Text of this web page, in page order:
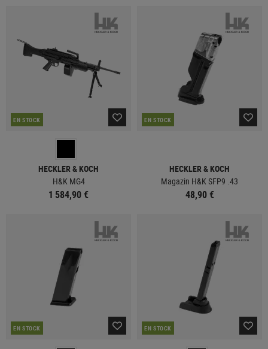
EN STOCK
HECKLER & KOCH
H&K MG4
1 584,90 €
EN STOCK
HECKLER & KOCH
Magazin H&K SFP9 .43
48,90 €
EN STOCK EN STOCK